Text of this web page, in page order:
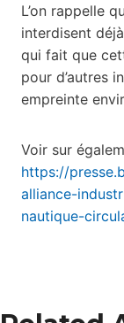
L’on rappelle
interdisent
qui fait que
pour d’autres
empreinte
Voir sur
https://
alliance-
nautique-